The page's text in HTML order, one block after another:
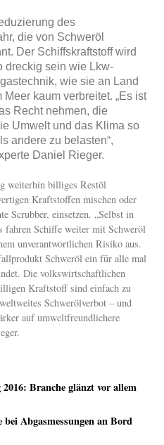
des
die von Schweröl
Der Schiffskraftstoff wird
dreckig sein wie Lkw-
wie sie an Land
kaum verbreitet. „Es ist
Recht nehmen, die
Umwelt und das Klima so
andere zu belasten“,
Daniel Rieger.
weiterhin billiges Restöl
Kraftstoffen mischen oder
Scrubber, einsetzen. „Selbst in
fahren Schiffe weiter mit Schweröl
unverantwortlichen Risiko aus.
Schweröl ein für alle mal
Die volkswirtschaftlichen
Kraftstoff sind einfach zu
Schwerölverbot – und
auf umweltfreundlichere
Branche glänzt vor allem
Abgasmessungen an Bord